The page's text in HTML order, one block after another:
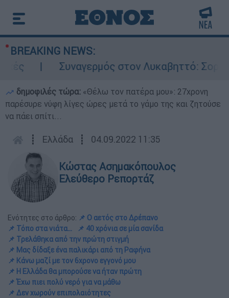
BREAKING NEWS:
στον Λυκαβηττό: Σορός σε
δημοφιλές τώρα: «Θέλω τον πατέρα μου»: 27χρονη
παρέσυρε νύφη λίγες ώρες μετά το γάμο της και ζητούσε
να πάει σπίτι...
┋ Ελλάδα ┋ 04.09.2022 11:35
Κώστας Ασημακόπουλος
Ελεύθερο Ρεπορτάζ
Ενότητες στο άρθρο: 📌 Ο αετός στο Δρέπανο
📌 Τόπο στα νιάτα...
📌 40 χρόνια σε μία σανίδα
📌 Τρελάθηκα από την πρώτη στιγμή
📌 Μας δίδαξε ένα παλικάρι από τη Ραφήνα
📌 Κάνω μαζί με τον 6χρονο εγγονό μου
📌 Η Ελλάδα θα μπορούσε να ήταν πρώτη
📌 Έχω πιει πολύ νερό για να μάθω
📌 Δεν χωρούν επιπολαιότητες